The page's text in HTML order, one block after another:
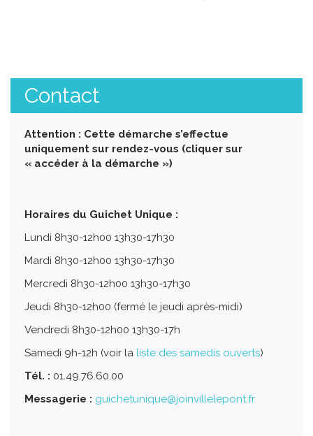
Contact
Attention : Cette démarche s’effectue
uniquement sur rendez-vous (cliquer sur
« accéder à la démarche »)
Horaires du Guichet Unique :
Lundi 8h30-12h00 13h30-17h30
Mardi 8h30-12h00 13h30-17h30
Mercredi 8h30-12h00 13h30-17h30
Jeudi 8h30-12h00 (fermé le jeudi après-midi)
Vendredi 8h30-12h00 13h30-17h
Samedi 9h-12h (voir la liste des samedis ouverts)
Tél. : 01.49.76.60.00
Messagerie : guichetunique@joinvillelepont.fr